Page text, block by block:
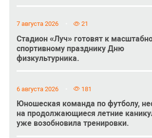
7 августа 2026 21
Стадион «Луч» готовят к
спортивному празднику Дню
физкультурника.
6 августа 2026 181
Юношеская команда по футболу,
на продолжающиеся летние
уже возобновила тренировки.